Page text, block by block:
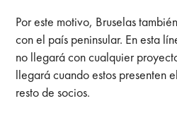
Por este motivo, Bruselas
con el país peninsular. En esta
no llegará con cualquier
llegará cuando estos presenten
resto de socios.